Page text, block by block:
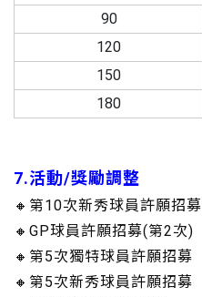
90
120
150
180
7.活動/獎勵調整
🔸第10次新秀球員許願招募
🔸GP球員許願招募(第2次)
🔸第5次獨特球員許願招募
🔸第5次新秀球員許願招募